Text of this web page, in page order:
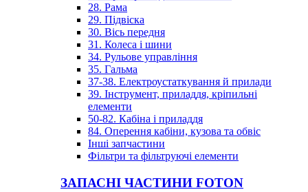
28. Рама
29. Підвіска
30. Вісь передня
31. Колеса і шини
34. Рульове управління
35. Гальма
37-38. Електроустаткування й прилади
39. Інструмент, приладдя, кріпильні
елементи
50-82. Кабіна і приладдя
84. Оперення кабіни, кузова та обвіс
Інші запчастини
Фільтри та фільтруючі елементи
ЗАПАСНІ ЧАСТИНИ FOTON